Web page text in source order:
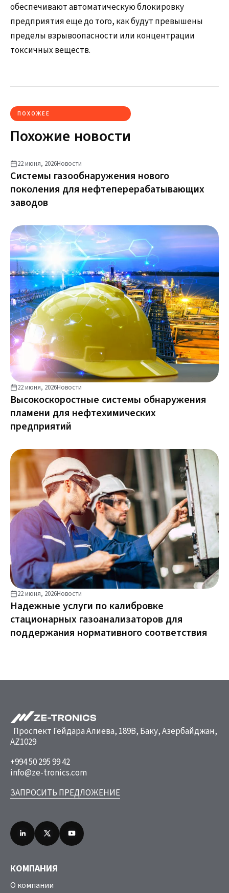
обеспечивают автоматическую блокировку
предприятия еще до того, как будут превышены
пределы взрывоопасности или концентрации
токсичных веществ.
ПОХОЖЕЕ
Похожие новости
22 июня, 2026Новости
Системы газообнаружения нового
поколения для нефтеперерабатывающих
заводов
22 июня, 2026Новости
Высокоскоростные системы обнаружения
пламени для нефтехимических
предприятий
22 июня, 2026Новости
Надежные услуги по калибровке
стационарных газоанализаторов для
поддержания нормативного соответствия
Проспект Гейдара Алиева, 189B, Баку, Азербайджан,
AZ1029
+994 50 295 99 42
info@ze-tronics.com
ЗАПРОСИТЬ ПРЕДЛОЖЕНИЕ
КОМПАНИЯ
О компании